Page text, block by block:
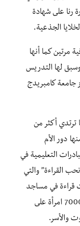
رنا على شهادة
الجذعية.
مرتين كما أنها
لها التدريس
جامعة كامبريدج
ترتدي أكثر من
دور الأم
التعليمية في
القراءة” والتي
قراءة في مساجد
أحيائهم. كبرت المبادرة ودربّت أكثر من 7000 امرأة على
والأسر.